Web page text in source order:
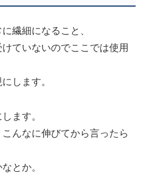
繊細になること、
ていないのでここでは使用
します。
ます。
んなに伸びてから言ったら
とか。